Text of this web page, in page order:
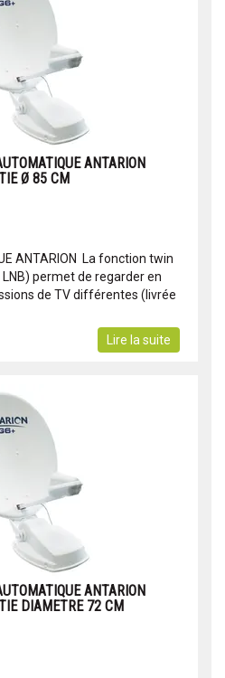
ANTARION
Ø 85 CM
ANTARION  La fonction twin
permet de regarder en
de TV différentes (livrée
Lire la suite
ANTARION
DIAMETRE 72 CM